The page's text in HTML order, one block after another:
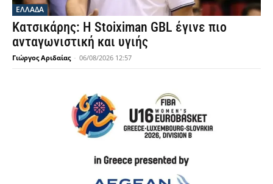
ΕΛΛΑΔΑ
Κατσικάρης: Η Stoiximan GBL έγινε πιο
ανταγωνιστική και υγιής
Γιώργος Αριδαίας - 06/08/2026 12:57